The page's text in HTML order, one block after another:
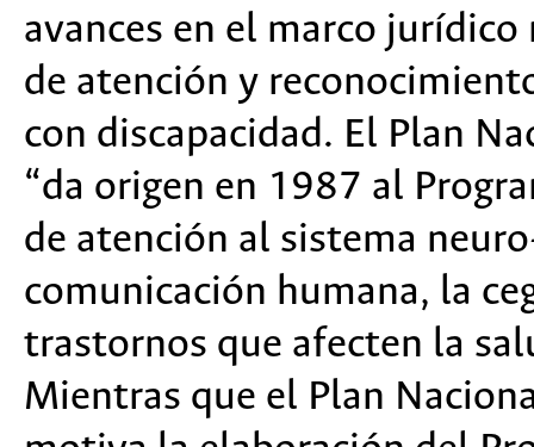
avances en el marco
de atención y
con discapacidad. El Plan
“da origen en 1987 al
de atención al sistema
comunicación humana, la
trastornos que afecten la
Mientras que el Plan